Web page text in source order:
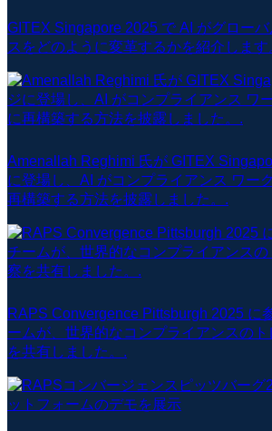
GITEX Singapore 2025 で AI がグロー
スをどのように変革するかを紹介します
Amenallah Reghimi 氏が GITEX
に登場し、AI がコンプライアンス ワー
再構築する方法を披露しました。.
RAPS Convergence Pittsburgh 2025 に
ームが、世界的なコンプライアンスの
を共有しました。.